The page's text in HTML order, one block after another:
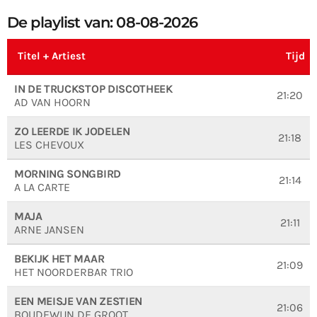
De playlist van: 08-08-2026
Titel + Artiest Tijd
IN DE TRUCKSTOP DISCOTHEEK
AD VAN HOORN
21:20
ZO LEERDE IK JODELEN
LES CHEVOUX
21:18
MORNING SONGBIRD
A LA CARTE
21:14
MAJA
ARNE JANSEN
21:11
BEKIJK HET MAAR
HET NOORDERBAR TRIO
21:09
EEN MEISJE VAN ZESTIEN
21:06